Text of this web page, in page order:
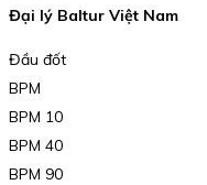
Đại lý Baltur Việt Nam
Đầu đốt
BPM
BPM 10
BPM 40
BPM 90